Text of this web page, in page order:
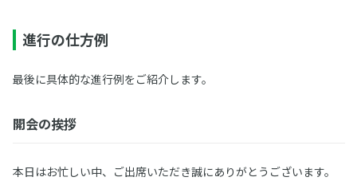
進行の仕方例
最後に具体的な進行例をご紹介します。
開会の挨拶
本日はお忙しい中、ご出席いただき誠にありがとうございます。